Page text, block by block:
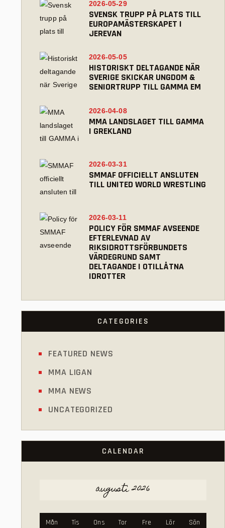
SVENSK TRUPP PÅ PLATS TILL
EUROPAMÄSTERSKAPET I
JEREVAN
2026-05-29
HISTORISKT DELTAGANDE NÄR
SVERIGE SKICKAR UNGDOM &
SENIORTRUPP TILL GAMMA EM
2026-05-05
MMA LANDSLAGET TILL GAMMA
I GREKLAND
2026-04-08
SMMAF OFFICIELLT ANSLUTEN
TILL UNITED WORLD WRESTLING
2026-03-31
POLICY FÖR SMMAF AVSEENDE
EFTERLEVNAD AV
RIKSIDROTTSFÖRBUNDETS
VÄRDEGRUND SAMT
DELTAGANDE I OTILLÅTNA
IDROTTER
2026-03-11
CATEGORIES
FEATURED NEWS
MMA LIGAN
MMA NEWS
UNCATEGORIZED
CALENDAR
augusti 2026
Mån Tis Ons Tor Fre Lör Sön